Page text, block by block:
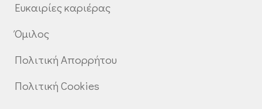
Ευκαιρίες καριέρας
Όμιλος
Πολιτική Απορρήτου
Πολιτική Cookies